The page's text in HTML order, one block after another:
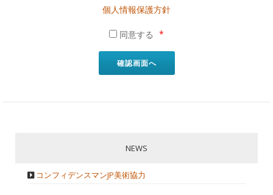
個人情報保護方針
同意する *
確認画面へ
NEWS
コンフィデンスマンJP美術協力